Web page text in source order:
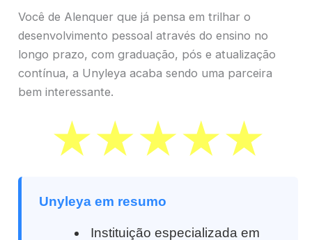
Você de Alenquer que já pensa em trilhar o
desenvolvimento pessoal através do ensino no
longo prazo, com graduação, pós e atualização
contínua, a Unyleya acaba sendo uma parceira
bem interessante.
Unyleya em resumo
Instituição especializada em